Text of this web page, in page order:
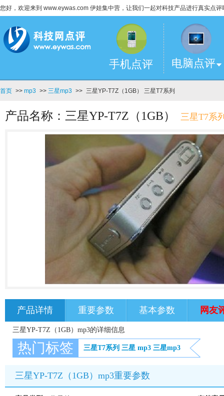
您好，欢迎来到 www.eywas.com 伊娃集中营，让我们一起对科技产品进行真实点评
手机点评 电脑点评
首页 >> mp3 >> 三星mp3 >> 三星YP-T7Z（1GB） 三星T7系列
产品名称：三星YP-T7Z（1GB） 三星T7系
产品详情 重要参数 基本参数 网友
三星YP-T7Z（1GB）mp3的详细信息
热门标签 三星T7系列 三星 mp3 三星mp3
三星YP-T7Z（1GB）mp3重要参数